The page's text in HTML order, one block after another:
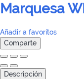
Marquesa
Añadir a favoritos
Comparte
Descripción